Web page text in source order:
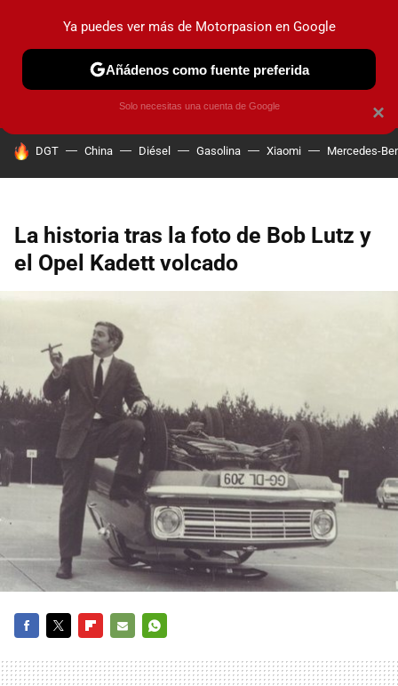
PRUEBAS COCHES ELÉCTRICOS OBSERVATORIO
HOY SE HABLA DE
DGT China Diésel Gasolina Xiaomi Mercedes-
La historia tras la foto de Bob Lutz y
el Opel Kadett volcado
MAIL
×
Ya puedes ver más de Motorpasion en Google
Añádenos como fuente preferida
Solo necesitas una cuenta de Google